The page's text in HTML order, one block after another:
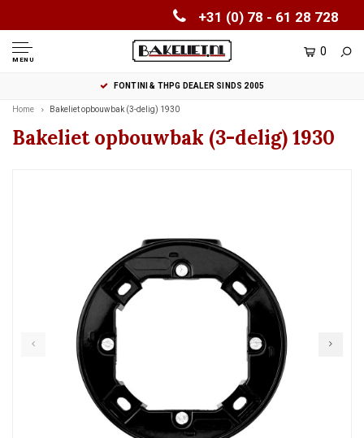
+31 (0) 78 - 61 28 728
MENU
0
FONTINI & THPG DEALER SINDS 2005
Home Bakeliet opbouwbak (3-delig) 1930
Bakeliet opbouwbak (3-delig) 1930